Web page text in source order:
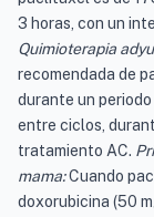
3 horas, con un
Quimioterapia
recomendada de
durante un
entre ciclos,
tratamiento AC.
mama:Cuando
doxorubicina (50